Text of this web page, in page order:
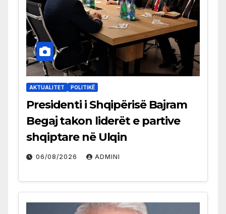
AKTUALITET POLITIKË
Presidenti i Shqipërisë Bajram
Begaj takon liderët e partive
shqiptare në Ulqin
06/08/2026 ADMINI